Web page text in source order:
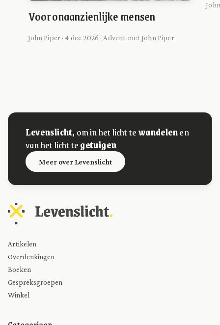
Voor onaanzienlijke mensen
John Piper · 4 dec 2026 · Advent met John Piper
Levenslicht, om in het licht tewandelenen
van het licht tegetuigen
Meer over Levenslicht
Artikelen
Overdenkingen
Boeken
Gespreksgroepen
Winkel